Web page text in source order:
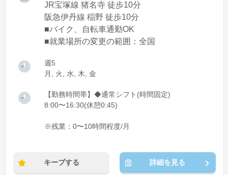
JR宝塚線 猪名寺 徒歩10分
阪急伊丹線 稲野 徒歩10分
■バイク、自転車通勤OK
■就業場所の変更の範囲：全国
週5
月, 火, 水, 木, 金
【勤務時間帯】◆通常シフト(時間固定)
8:00〜16:30(休憩0:45)
※残業：0〜10時間程度/月
キープする 詳細を見る